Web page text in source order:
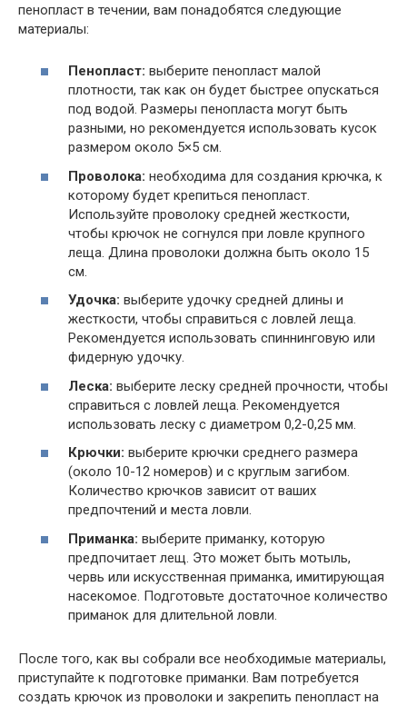
пенопласт в течении, вам понадобятся следующие
материалы:
Пенопласт: выберите пенопласт малой
плотности, так как он будет быстрее опускаться
под водой. Размеры пенопласта могут быть
разными, но рекомендуется использовать кусок
размером около 5×5 см.
Проволока: необходима для создания крючка, к
которому будет крепиться пенопласт.
Используйте проволоку средней жесткости,
чтобы крючок не согнулся при ловле крупного
леща. Длина проволоки должна быть около 15
см.
Удочка: выберите удочку средней длины и
жесткости, чтобы справиться с ловлей леща.
Рекомендуется использовать спиннинговую или
фидерную удочку.
Леска: выберите леску средней прочности, чтобы
справиться с ловлей леща. Рекомендуется
использовать леску с диаметром 0,2-0,25 мм.
Крючки: выберите крючки среднего размера
(около 10-12 номеров) и с круглым загибом.
Количество крючков зависит от ваших
предпочтений и места ловли.
Приманка: выберите приманку, которую
предпочитает лещ. Это может быть мотыль,
червь или искусственная приманка, имитирующая
насекомое. Подготовьте достаточное количество
приманок для длительной ловли.
После того, как вы собрали все необходимые материалы,
приступайте к подготовке приманки. Вам потребуется
создать крючок из проволоки и закрепить пенопласт на